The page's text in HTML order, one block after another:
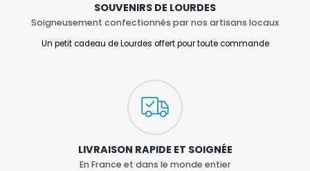
SOUVENIRS DE LOURDES
Soigneusement confectionnés par nos artisans locaux
Un petit cadeau de Lourdes offert pour toute commande
LIVRAISON RAPIDE ET SOIGNÉE
En France et dans le monde entier